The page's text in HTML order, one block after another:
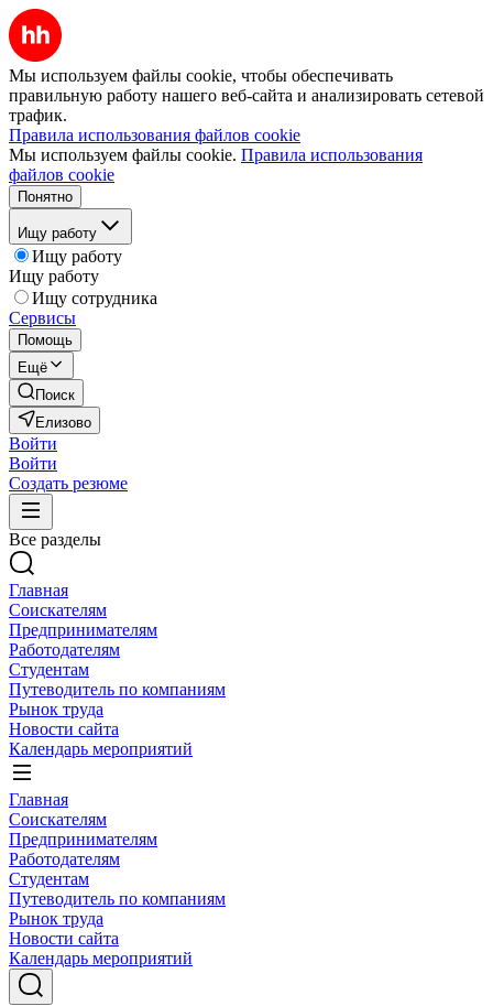
Мы используем файлы cookie, чтобы обеспечивать
правильную работу нашего веб-сайта и анализировать сетевой
трафик.
Правила использования файлов cookie
Мы используем файлы cookie. Правила использования
файлов cookie
Понятно
Ищу работу
Ищу работу
Ищу работу
Ищу сотрудника
Сервисы
Помощь
Ещё
Поиск
Елизово
Войти
Войти
Создать резюме
Все разделы
Главная
Соискателям
Предпринимателям
Работодателям
Студентам
Путеводитель по компаниям
Рынок труда
Новости сайта
Календарь мероприятий
Главная
Соискателям
Предпринимателям
Работодателям
Студентам
Путеводитель по компаниям
Рынок труда
Новости сайта
Календарь мероприятий